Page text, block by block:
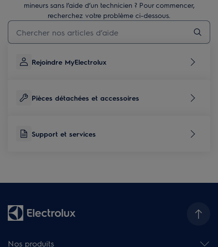
mineurs sans l’aide d’un technicien ? Pour commencer,
recherchez votre problème ci-dessous.
Taper pour rechercher des articles de conseils
Rejoindre MyElectrolux
Pièces détachées et accessoires
Support et services
Nos produits